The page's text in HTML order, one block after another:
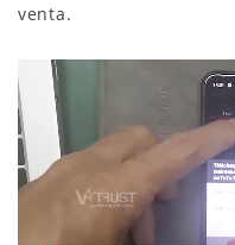
venta.